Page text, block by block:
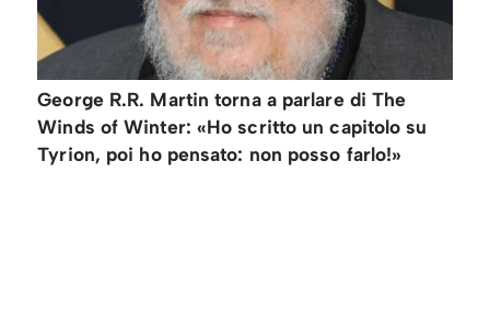
George R.R. Martin torna a parlare di The
Winds of Winter: «Ho scritto un capitolo su
Tyrion, poi ho pensato: non posso farlo!»